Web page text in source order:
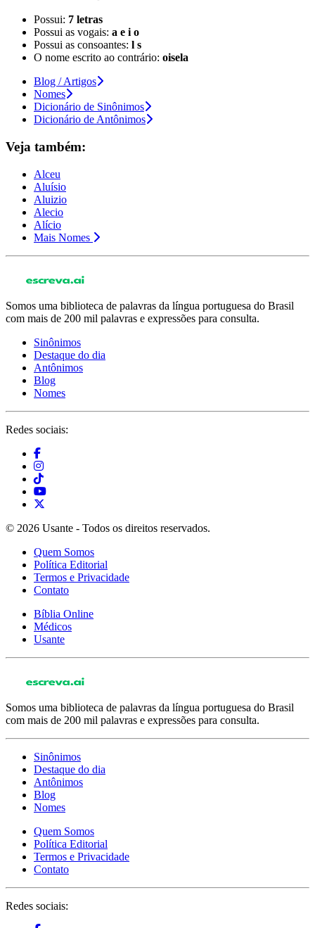
Possui: 7 letras
Possui as vogais: a e i o
Possui as consoantes: l s
O nome escrito ao contrário: oisela
Blog / Artigos
Nomes
Dicionário de Sinônimos
Dicionário de Antônimos
Veja também:
Alceu
Aluísio
Aluizio
Alecio
Alício
Mais Nomes
Somos uma biblioteca de palavras da língua portuguesa do Brasil
com mais de 200 mil palavras e expressões para consulta.
Sinônimos
Destaque do dia
Antônimos
Blog
Nomes
Redes sociais:
© 2026 Usante - Todos os direitos reservados.
Quem Somos
Política Editorial
Termos e Privacidade
Contato
Bíblia Online
Médicos
Usante
Somos uma biblioteca de palavras da língua portuguesa do Brasil
com mais de 200 mil palavras e expressões para consulta.
Sinônimos
Destaque do dia
Antônimos
Blog
Nomes
Quem Somos
Política Editorial
Termos e Privacidade
Contato
Redes sociais: